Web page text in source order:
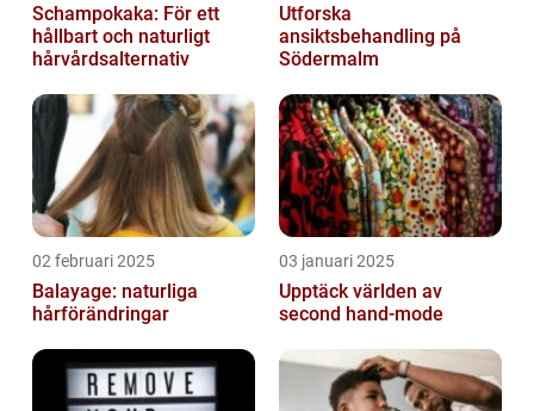
Schampokaka: För ett
hållbart och naturligt
hårvårdsalternativ
Utforska
ansiktsbehandling på
Södermalm
02 februari 2025
Balayage: naturliga
hårförändringar
03 januari 2025
Upptäck världen av
second hand-mode